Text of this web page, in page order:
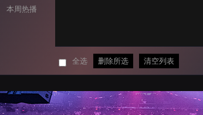
本周热播
全选 删除所选 清空列表